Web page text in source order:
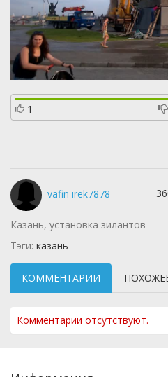
1
vafin irek7878
Казань, установка зилантов
Тэги: казань
КОММЕНТАРИИ
Комментарии отсутствуют.